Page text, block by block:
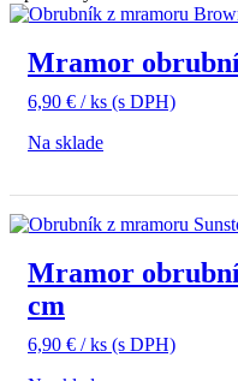
Mramor
6,90 € / ks (s DPH)
Na sklade
Mramor
cm
6,90 € / ks (s DPH)